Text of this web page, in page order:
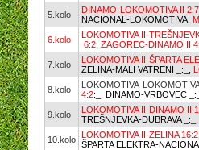
5.kolo DINAMO-LOKOMOTIVA II 2:7
NACIONAL-LOKOMOTIVA,
6.kolo LOKOMOTIVA II-
6:2, ZAGOREC-DINAMO II
7.kolo LOKOMOTIVA II-ŠPARTA
ZELINA-MALI VATRENI _:_,
8.kolo LOKOMOTIVA-
4:2:_, DINAMO-VRBOVEC
9.kolo LOKOMOTIVA II-DINAMO II
TREŠNJEVKA-DUBRAVA _:_,
10.kolo LOKOMOTIVA II-ZELINA 16:2,
ŠPARTA ELEKTRA-